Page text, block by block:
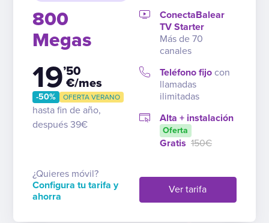
800
Megas
19’50
€/mes
-50% OFERTA VERANO
hasta fin de año,
después 39€
Ver tarifa
ConectaBalear
TV Starter
Más de 70
canales
Teléfono fijo con
llamadas
ilimitadas
Alta + instalación
Oferta
Gratis 150€
¿Quieres móvil?
Configura tu tarifa y
ahorra